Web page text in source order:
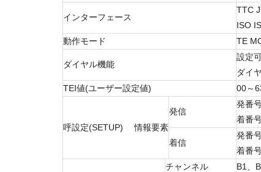
インターフェース
TTC
ISO
動作モード
TE
ダイヤル機能
設定
ダイ
TEI値(ユーザー設定値) 00～
呼設定(SETUP) 情報要素
発信
発番
着番
着信
発番
着番
チャンネル
B1、